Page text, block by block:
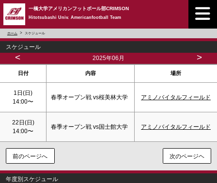
一橋大学アメリカンフットボール部CRIMSON
Hitotsubashi Univ. Americanfootball Team
ホーム スケジュール
スケジュール
< 2025年06月 >
日付 内容 場所
1日(日)
14:00〜
春季オープン戦 vs桜美林大学 アミノバイタルフィールド
22日(日)
14:00〜
春季オープン戦 vs国士館大学 アミノバイタルフィールド
前のページへ 次のページヘ
年度別スケジュール